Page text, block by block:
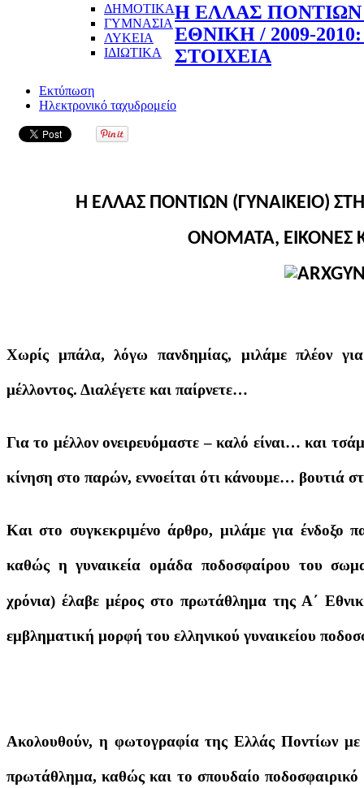
ΔΗΜΟΤΙΚΑ
ΓΥΜΝΑΣΙΑ
ΛΥΚΕΙΑ
ΙΔΙΩΤΙΚΑ
Η ΕΛΛΑΣ ΠΟΝΤΙΩΝ
ΕΘΝΙΚΗ / 2009-
ΣΤΟΙΧΕΙΑ
Εκτύπωση
Ηλεκτρονικό ταχυδρομείο
Η ΕΛΛΑΣ ΠΟΝΤΙΩΝ (ΓΥΝΑΙΚΕΙΟ)
ΟΝΟΜΑΤΑ, ΕΙΚΟΝΕΣ
Χωρίς μπάλα, λόγω πανδημίας, μιλάμε πλέον
μέλλοντος. Διαλέγετε και παίρνετε…
Για το μέλλον ονειρευόμαστε – καλό είναι… και
κίνηση στο παρών, εννοείται ότι κάνουμε… βουτιά
Και στο συγκεκριμένο άρθρο, μιλάμε για ένδοξο
καθώς η γυναικεία ομάδα ποδοσφαίρου του
χρόνια) έλαβε μέρος στο πρωτάθλημα της Α΄
εμβληματική μορφή του ελληνικού γυναικείου
Ακολουθούν, η φωτογραφία της Ελλάς Ποντίων με
πρωτάθλημα, καθώς και το σπουδαίο